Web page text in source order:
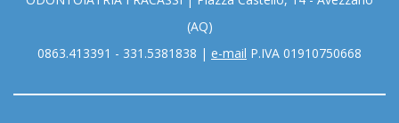
(AQ)
0863.413391 - 331.5381838 | e-mail P.IVA 01910750668